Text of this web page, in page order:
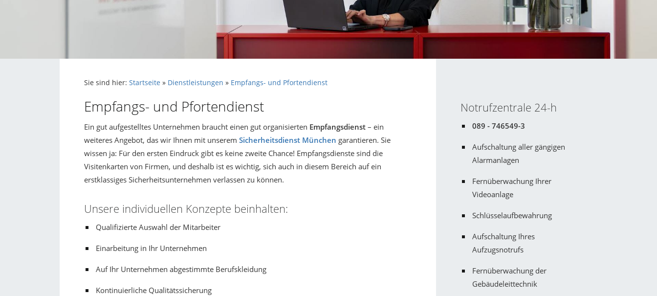
Sie sind hier: Startseite » Dienstleistungen » Empfangs- und Pfortendienst
Empfangs- und Pfortendienst
Ein gut aufgestelltes Unternehmen braucht einen gut organisierten Empfangsdienst – ein
weiteres Angebot, das wir Ihnen mit unserem Sicherheitsdienst München garantieren. Sie
wissen ja: Für den ersten Eindruck gibt es keine zweite Chance! Empfangsdienste sind die
Visitenkarten von Firmen, und deshalb ist es wichtig, sich auch in diesem Bereich auf ein
erstklassiges Sicherheitsunternehmen verlassen zu können.
Unsere individuellen Konzepte beinhalten:
Qualifizierte Auswahl der Mitarbeiter
Einarbeitung in Ihr Unternehmen
Auf Ihr Unternehmen abgestimmte Berufskleidung
Kontinuierliche Qualitätssicherung
Notrufzentrale 24-h
089 - 746549-3
Aufschaltung aller gängigen
Alarmanlagen
Fernüberwachung Ihrer
Videoanlage
Schlüsselaufbewahrung
Aufschaltung Ihres
Aufzugsnotrufs
Fernüberwachung der
Gebäudeleittechnik